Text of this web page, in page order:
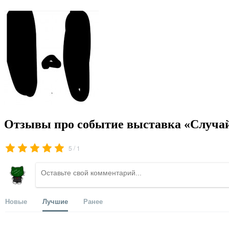
Отзывы про событие выставка
5 / 1
Новые Лучшие Ранее